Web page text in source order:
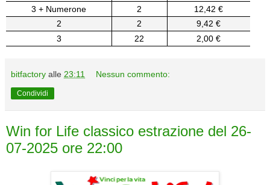
3 + Numerone
2
12,42 €
2
2
9,42 €
3
22 2,00 €
bitfactory alle 23:11 Nessun commento:
Condividi
Win for Life classico estrazione del 26-
07-2025 ore 22:00